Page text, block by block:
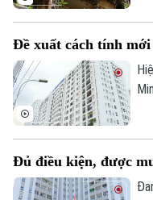
Âm nhạc
Đề xuất cách tính
Đủ điều kiện, được